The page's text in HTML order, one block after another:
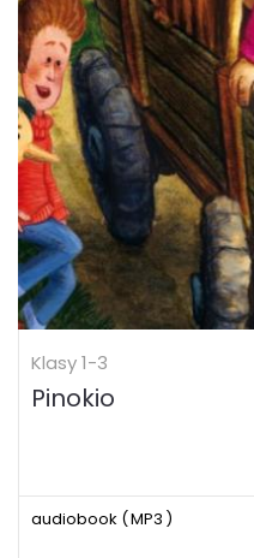
Klasy 1-3
Pinokio
audiobook (MP3 )